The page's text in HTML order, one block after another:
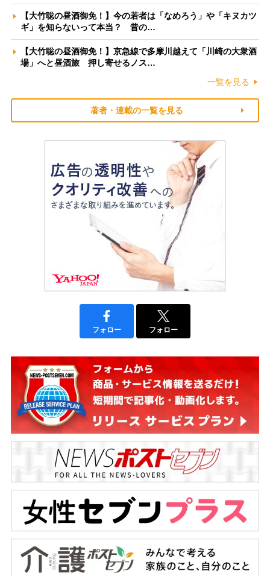
【大竹聡の昼酒御免！】今の若者は「なめろう」や「キヌカツ
ギ」を知らないって本当？ 昔の…
【大竹聡の昼酒御免！】京急線で多摩川越えて「川崎の大衆酒
場」へと昼酒旅 押し寄せるノス…
一覧を見る
著者・連載の一覧を見る
フォロー フォロー